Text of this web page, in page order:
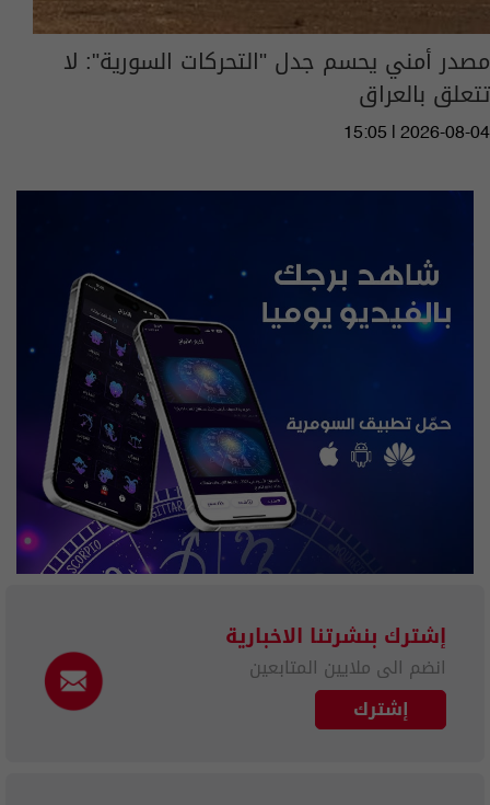
مصدر أمني يحسم جدل "‏التحركات السورية": لا
تتعلق بالعراق
15:05 | 2026-08-04
إشترك بنشرتنا الاخبارية
انضم الى ملايين المتابعين
إشترك